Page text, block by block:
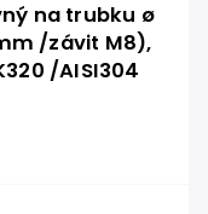
na trubku ø
/závit M8),
/AISI304